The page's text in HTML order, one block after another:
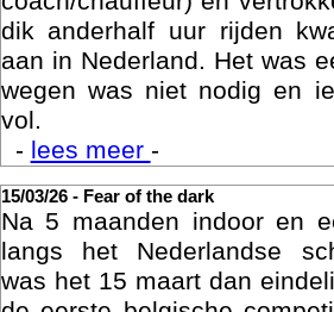
dik anderhalf uur rijden
aan in Nederland. Het was
wegen was niet nodig en
vol.
- lees meer -
15/03/26 - Fear of the dark
Na 5 maanden indoor en
langs het Nederlandse
was het 15 maart dan